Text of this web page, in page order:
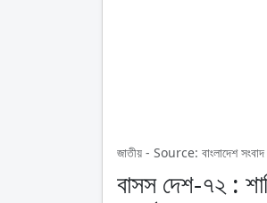
জাতীয় - Source: বাংলাদেশ
বাসস দেশ-৭২ :